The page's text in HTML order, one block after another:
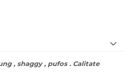
, shaggy , pufos . Calitate